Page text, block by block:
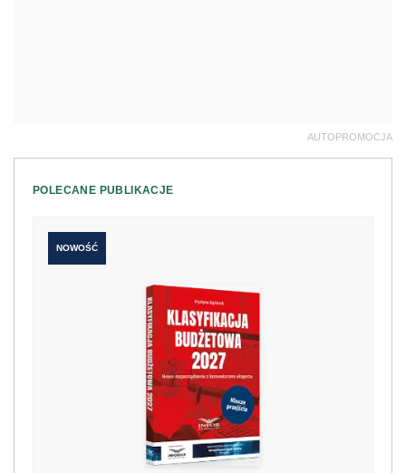
AUTOPROMOCJA
POLECANE PUBLIKACJE
NOWOŚĆ